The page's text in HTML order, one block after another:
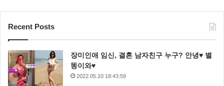
Recent Posts
장미인애 임신, 결혼 남자친구 누구? 안녕♥ 별
똥이와♥
2022.05.10 18:43:59